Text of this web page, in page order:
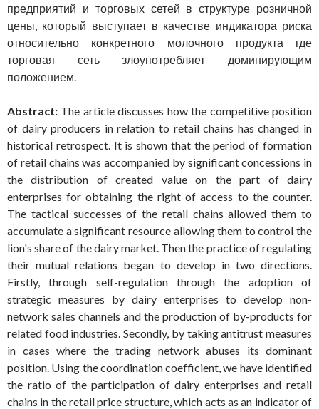
предприятий и торговых сетей в структуре розничной
цены, который выступает в качестве индикатора риска
относительно конкретного молочного продукта где
торговая сеть злоупотребляет доминирующим
положением.
Abstract: The article discusses how the competitive position
of dairy producers in relation to retail chains has changed in
historical retrospect. It is shown that the period of formation
of retail chains was accompanied by significant concessions in
the distribution of created value on the part of dairy
enterprises for obtaining the right of access to the counter.
The tactical successes of the retail chains allowed them to
accumulate a significant resource allowing them to control the
lion's share of the dairy market. Then the practice of regulating
their mutual relations began to develop in two directions.
Firstly, through self-regulation through the adoption of
strategic measures by dairy enterprises to develop non-
network sales channels and the production of by-products for
related food industries. Secondly, by taking antitrust measures
in cases where the trading network abuses its dominant
position. Using the coordination coefficient, we have identified
the ratio of the participation of dairy enterprises and retail
chains in the retail price structure, which acts as an indicator of